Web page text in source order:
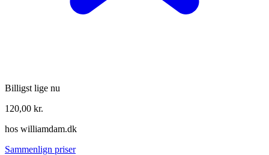
Billigst lige nu
120,00 kr.
hos williamdam.dk
Sammenlign priser